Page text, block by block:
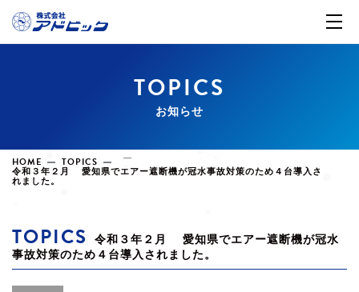
TOPICS
お知らせ
HOME TOPICS
令和３年２月 愛知県でエアー遮断機が冠水事故対策のため４台導入さ
れました。
TOPICS
令和３年２月 愛知県でエアー遮断機が冠水
事故対策のため４台導入されました。